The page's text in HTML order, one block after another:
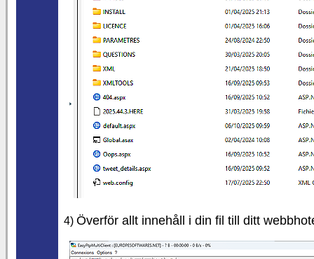
4) Överför allt innehåll i din fil till ditt